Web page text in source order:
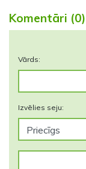
Komentāri (0)
Vārds:
Izvēlies seju: